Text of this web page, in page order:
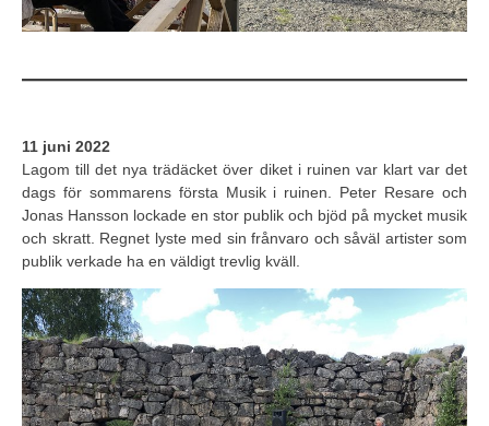
11 juni 2022
Lagom till det nya trädäcket över diket i ruinen var klart var det
dags för sommarens första Musik i ruinen. Peter Resare och
Jonas Hansson lockade en stor publik och bjöd på mycket musik
och skratt. Regnet lyste med sin frånvaro och såväl artister som
publik verkade ha en väldigt trevlig kväll.